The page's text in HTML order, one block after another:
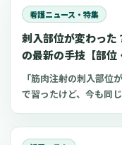
長、看護部長、理事長
採用連絡の際に「最低
を、分かりやすく整理
に触れつつ、特に小規
や文例を紹介します。
看護ニュース・特集
刺入部位が変わった
の最新の手技【部位
「筋肉注射の刺入部位
で習ったけど、今も同
び方、針のゲージと長
を避けるポイント、ワ